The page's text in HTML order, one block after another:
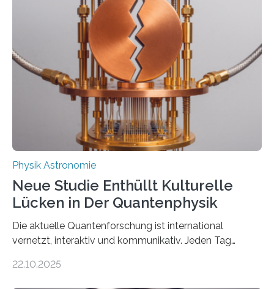
vermutet, weltweit war nach den passenden
Atomkern-Zuständen gesucht worden, 2024 gelang
einem Team der TU Wien mit Unterstützung
internationaler Partner der entscheidende Durchbruch:
Der lange diskutierte Thorium-Kernübergang wurde
gefunden. Kurz darauf konnte man zeigen, dass sich
Thorium tatsächlich nutzen lässt, um hochpräzise…
Physik Astronomie
Neue Studie Enthüllt Kulturelle
Lücken in Der Quantenphysik
Die aktuelle Quantenforschung ist international
vernetzt, interaktiv und kommunikativ. Jeden Tag
oft von Autor*innen, die eng zusammenarbeiten. Neue
22.10.2025